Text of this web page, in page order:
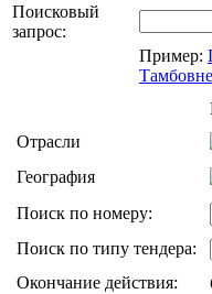
Поисковый
запрос:
Пример:
Отрасли
География
Поиск по номеру:
Поиск по типу тендера:
Окончание действия: